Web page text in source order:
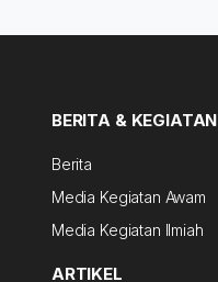
BERITA & KEGIATAN
Berita
Media Kegiatan Awam
Media Kegiatan Ilmiah
ARTIKEL